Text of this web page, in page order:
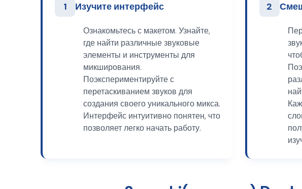
1 Изучите интерфейс
Ознакомьтесь с макетом. Узнайте,
где найти различные звуковые
элементы и инструменты для
микширования.
Поэкспериментируйте с
перетаскиванием звуков для
создания своего уникального микса.
Интерфейс интуитивно понятен, что
позволяет легко начать работу.
2